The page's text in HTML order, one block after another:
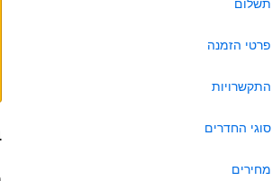
תשלום
פרטי הזמנה
התקשרויות
סוגי החדרים
מחירים